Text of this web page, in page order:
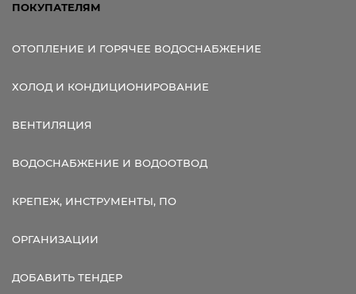
ПОКУПАТЕЛЯМ
ОТОПЛЕНИЕ И ГОРЯЧЕЕ ВОДОСНАБЖЕНИЕ
ХОЛОД И КОНДИЦИОНИРОВАНИЕ
ВЕНТИЛЯЦИЯ
ВОДОСНАБЖЕНИЕ И ВОДООТВОД
КРЕПЕЖ, ИНСТРУМЕНТЫ, ПО
ОРГАНИЗАЦИИ
ДОБАВИТЬ ТЕНДЕР